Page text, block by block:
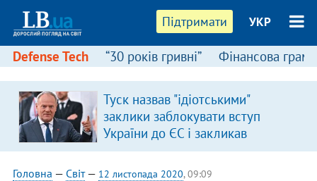
Підтримати УКР
Defense Tech “30 років гривні” Фінансова
Туск назвав "ідіотськими"
заклики заблокувати вступ
України до ЄС і закликав
припинити антиукраїнську
риторику
Головна — Світ— 12 листопада 2020, 09:09